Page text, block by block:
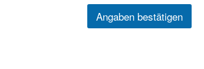
Angaben bestätigen